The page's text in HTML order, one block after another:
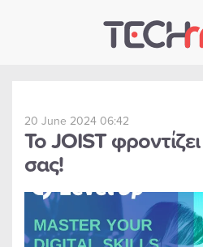
Skip to main content
20 June 2024 06:42
Το JOIST
σας!